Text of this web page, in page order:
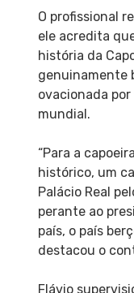
O profissional
ele acredita
história da
genuinamente
ovacionada
mundial.
“Para a
histórico, um
Palácio Real
perante ao
país, o país
destacou o
Flávio